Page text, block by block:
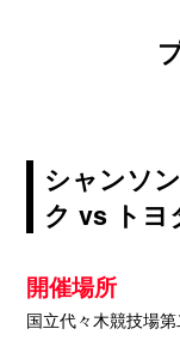
シャンソ
ク vs トヨ
開催場所
国立代々木競技場